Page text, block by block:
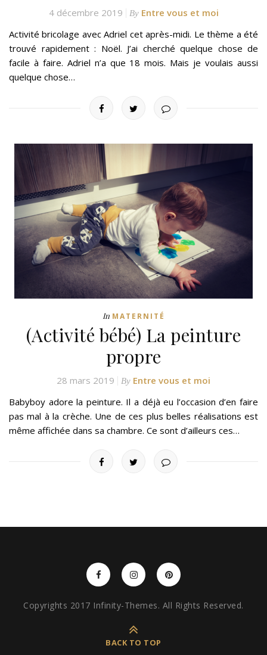
4 décembre 2019 By Entre vous et moi
Activité bricolage avec Adriel cet après-midi. Le thème a été
trouvé rapidement : Noël. J’ai cherché quelque chose de
facile à faire. Adriel n’a que 18 mois. Mais je voulais aussi
quelque chose…
In MATERNITÉ
(Activité bébé) La peinture
propre
28 mars 2019 By Entre vous et moi
Babyboy adore la peinture. Il a déjà eu l’occasion d’en faire
pas mal à la crèche. Une de ces plus belles réalisations est
même affichée dans sa chambre. Ce sont d’ailleurs ces…
Copyrights 2017 Infinity-Themes. All Rights Reserved.
BACK TO TOP